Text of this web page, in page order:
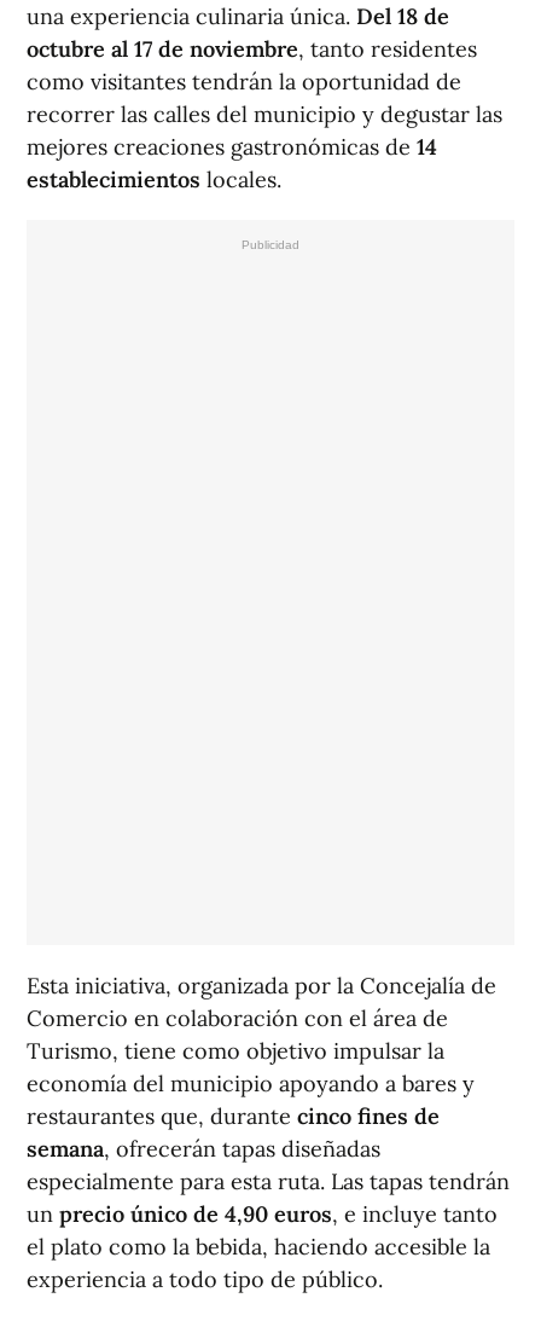
una experiencia culinaria única. Del 18 de
octubre al 17 de noviembre, tanto residentes
como visitantes tendrán la oportunidad de
recorrer las calles del municipio y degustar las
mejores creaciones gastronómicas de 14
establecimientos locales.
Esta iniciativa, organizada por la Concejalía de
Comercio en colaboración con el área de
Turismo, tiene como objetivo impulsar la
economía del municipio apoyando a bares y
restaurantes que, durante cinco fines de
semana, ofrecerán tapas diseñadas
especialmente para esta ruta. Las tapas tendrán
un precio único de 4,90 euros, e incluye tanto
el plato como la bebida, haciendo accesible la
experiencia a todo tipo de público.